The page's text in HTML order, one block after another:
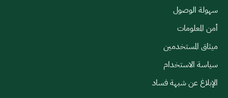
سهولة الوصول
أمن المعلومات
ميثاق المستخدمين
سياسة الاستخدام
الإبلاغ عن شبهة فساد